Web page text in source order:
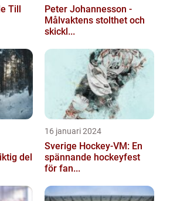
Till
Peter Johannesson -
Målvaktens stolthet och
skickl...
del
16 januari 2024
Sverige Hockey-VM: En
spännande hockeyfest
för fan...